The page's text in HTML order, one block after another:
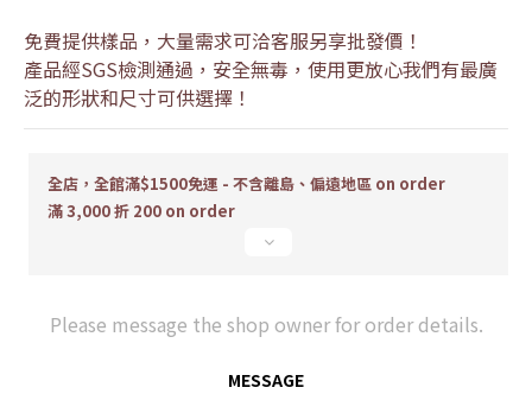
免費提供樣品，大量需求可洽客服另享批發價！
產品經SGS檢測通過，安全無毒，使用更放心我們有最廣
泛的形狀和尺寸可供選擇！
全店，全館滿$1500免運 - 不含離島、偏遠地區 on order
滿 3,000 折 200 on order
Please message the shop owner for order details.
MESSAGE